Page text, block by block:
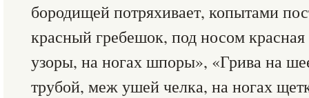
бородищей потряхивает, копытами
красный гребешок, под носом красная
узоры, на ногах шпоры», «Грива на
трубой, меж ушей челка, на ногах